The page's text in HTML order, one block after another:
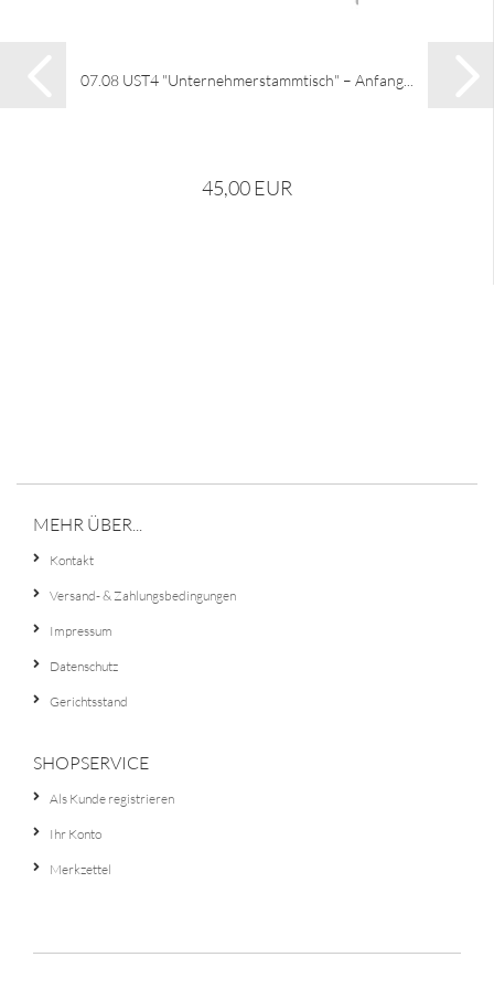
07.08 UST4 "Unternehmerstammtisch" – Anfang...
45,00 EUR
MEHR ÜBER...
Kontakt
Versand- & Zahlungsbedingungen
Impressum
Datenschutz
Gerichtsstand
SHOPSERVICE
Als Kunde registrieren
Ihr Konto
Merkzettel